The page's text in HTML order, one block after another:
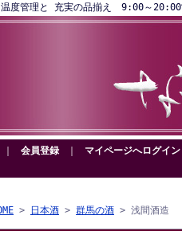
度管理と 充実の品揃え 9:00～
会員登録 マイページへログイン
> 日本酒 > 群馬の酒 > 浅間酒造